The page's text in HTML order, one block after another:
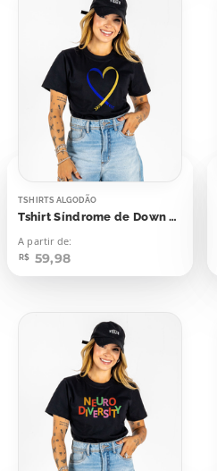
TSHIRTS ALGODÃO
Tshirt Síndrome de Down Coração
A partir de:
R$ 59,98